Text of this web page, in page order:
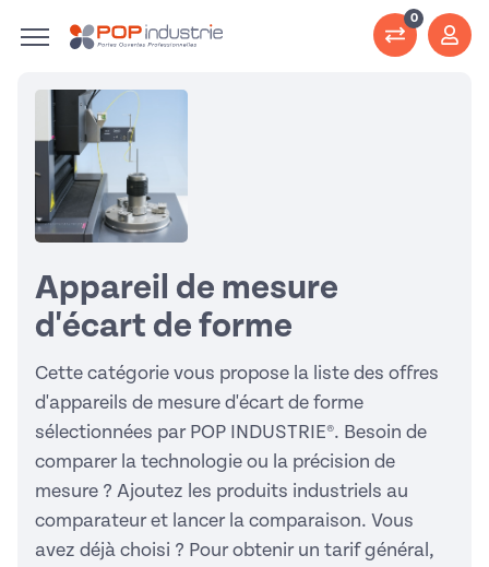
0
Appareil de mesure
d'écart de forme
Cette catégorie vous propose la liste des offres
d'appareils de mesure d'écart de forme
sélectionnées par POP INDUSTRIE®. Besoin de
comparer la technologie ou la précision de
mesure ? Ajoutez les produits industriels au
comparateur et lancer la comparaison. Vous
avez déjà choisi ? Pour obtenir un tarif général,